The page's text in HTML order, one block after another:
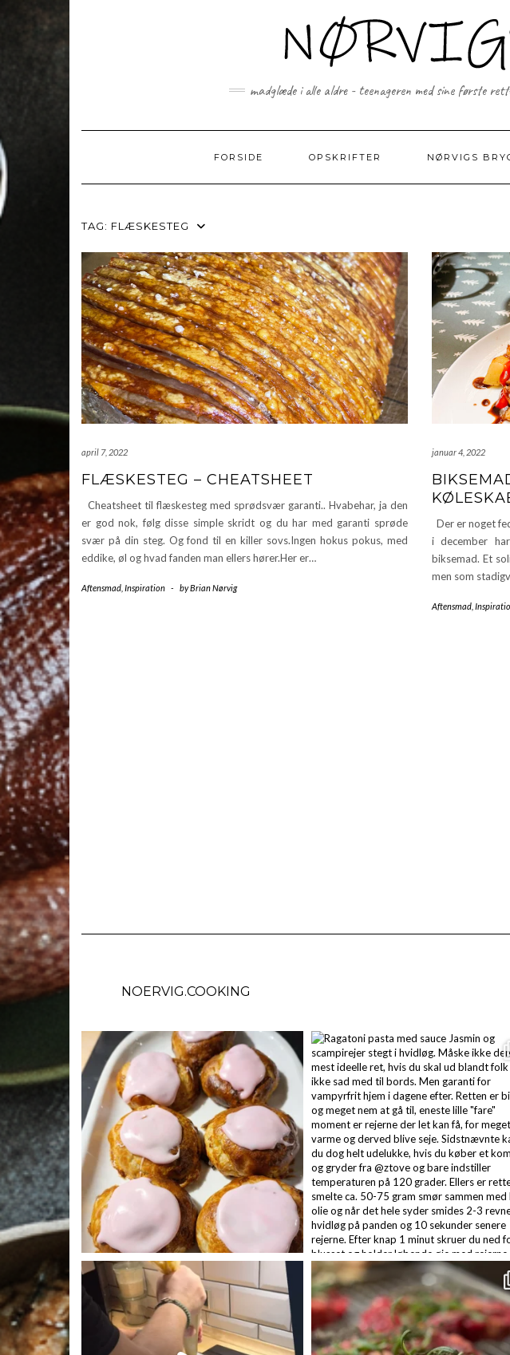
madglæde i alle aldre - teenageren med sine første
FORSIDE OPSKRIFTER NØRVIGS
TAG: FLÆSKESTEG
april 7, 2022
FLÆSKESTEG – CHEATSHEET
Cheatsheet til flæskesteg med sprødsvær garanti.. Hvabehar, ja den
er god nok, følg disse simple skridt og du har med garanti sprøde
svær på din steg. Og fond til en killer sovs.Ingen hokus pokus, med
eddike, øl og hvad fanden man ellers hører.Her er…
Aftensmad Inspiration - byBrian Nørvig
januar 4, 2022
Der er noget
i december
biksemad. Et
men som
Aftensmad,
NOERVIG.COOKING